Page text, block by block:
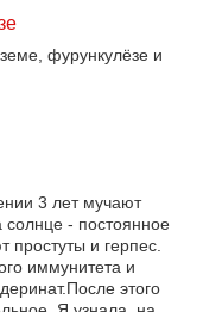
фурункулёзе и
3 лет мучают
- постоянное
простуты и герпес.
иммунитета и
этого